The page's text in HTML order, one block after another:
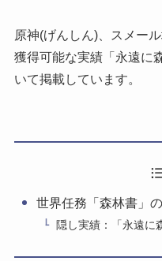
原神(げんしん)、スメー
獲得可能な実績「永遠に
いて掲載しています。
世界任務「森林書」
隠し実績：「永遠に